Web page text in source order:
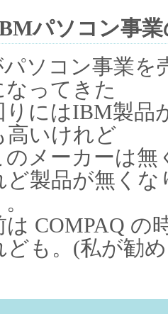
パソコン事業
ソコン事業を
なってきた
りにはIBM製品
高いけれど
のメーカーは
ど製品が無く
は COMPAQ の
ども。(私が勧